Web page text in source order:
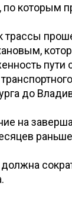
по которым
трассы
пути
до
на